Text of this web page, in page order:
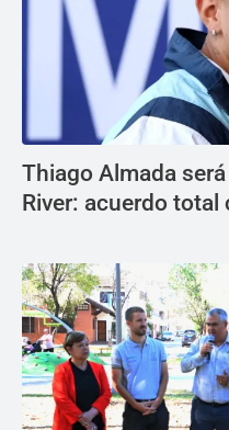
Thiago Almada
River: acuerdo